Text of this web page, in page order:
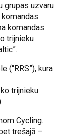
grupas uzvaru
komandas
trijnieku
(“RRS”), kura
trijnieku
Cycling.
trešajā –